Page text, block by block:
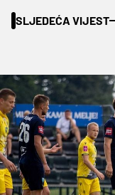
SLJEDEĆA VIJEST